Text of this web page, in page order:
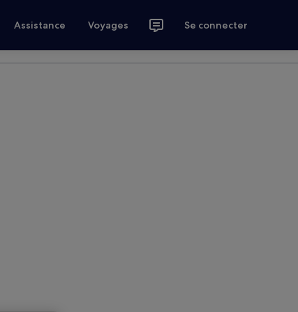
Assistance Voyages Se connecter